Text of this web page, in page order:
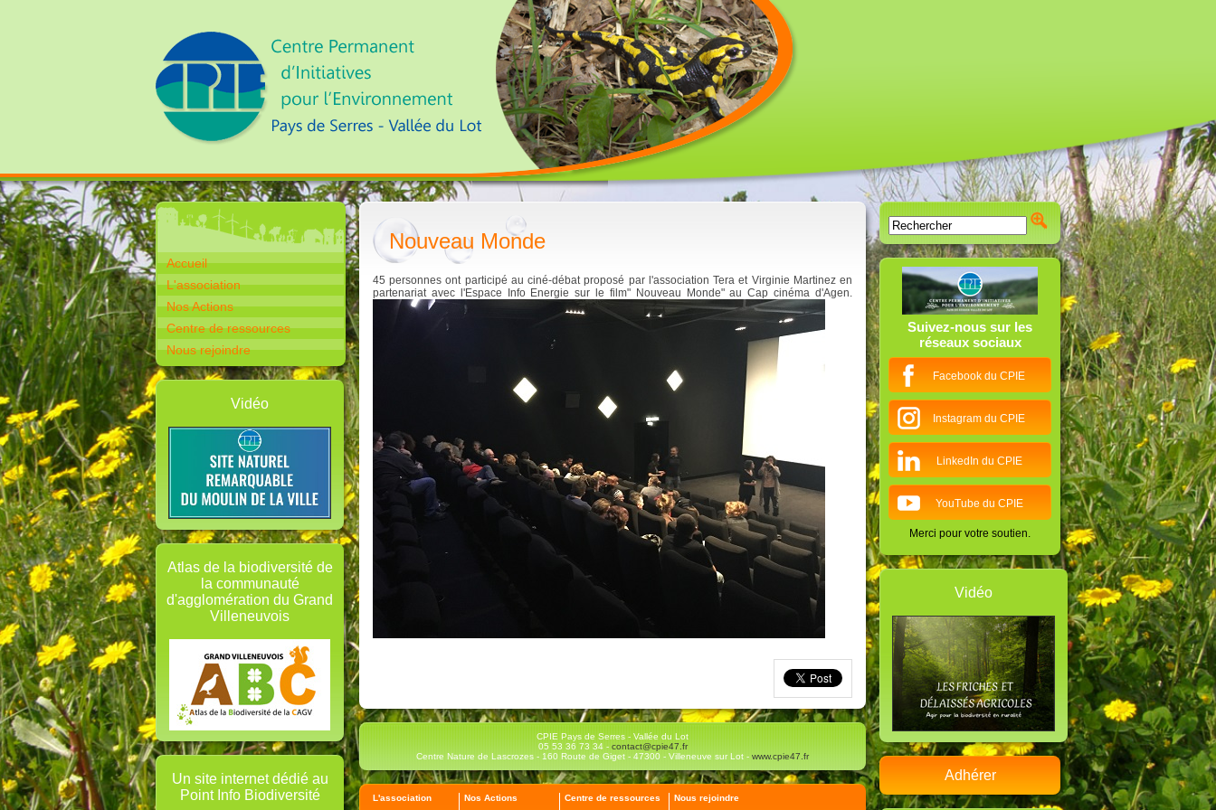
Accueil
L'association
Nos Actions
Centre de ressources
Nous rejoindre
Vidéo
Atlas de la biodiversité de
la communauté
d'agglomération du Grand
Villeneuvois
Un site internet dédié au
Point Info Biodiversité
Nouveau Monde
45 personnes ont participé au ciné-débat proposé par l'association Tera et Virginie Martinez en
partenariat avec l'Espace Info Energie sur le film" Nouveau Monde" au Cap cinéma d'Agen.
CPIE Pays de Serres - Vallée du Lot
05 53 36 73 34 - contact@cpie47.fr
Centre Nature de Lascrozes - 160 Route de Giget - 47300 - Villeneuve sur Lot - www.cpie47.fr
L'association Nos Actions Centre de ressources Nous rejoindre
Suivez-nous sur les
réseaux sociaux
Facebook du CPIE
Instagram du CPIE
LinkedIn du CPIE
YouTube du CPIE
Merci pour votre soutien.
Vidéo
Adhérer